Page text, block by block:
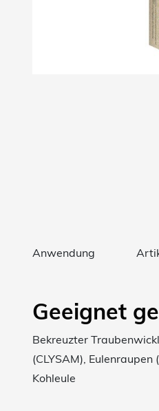
Anwendung
Geeignet
Bekreuzter
(CLYSAM),
Kohleule